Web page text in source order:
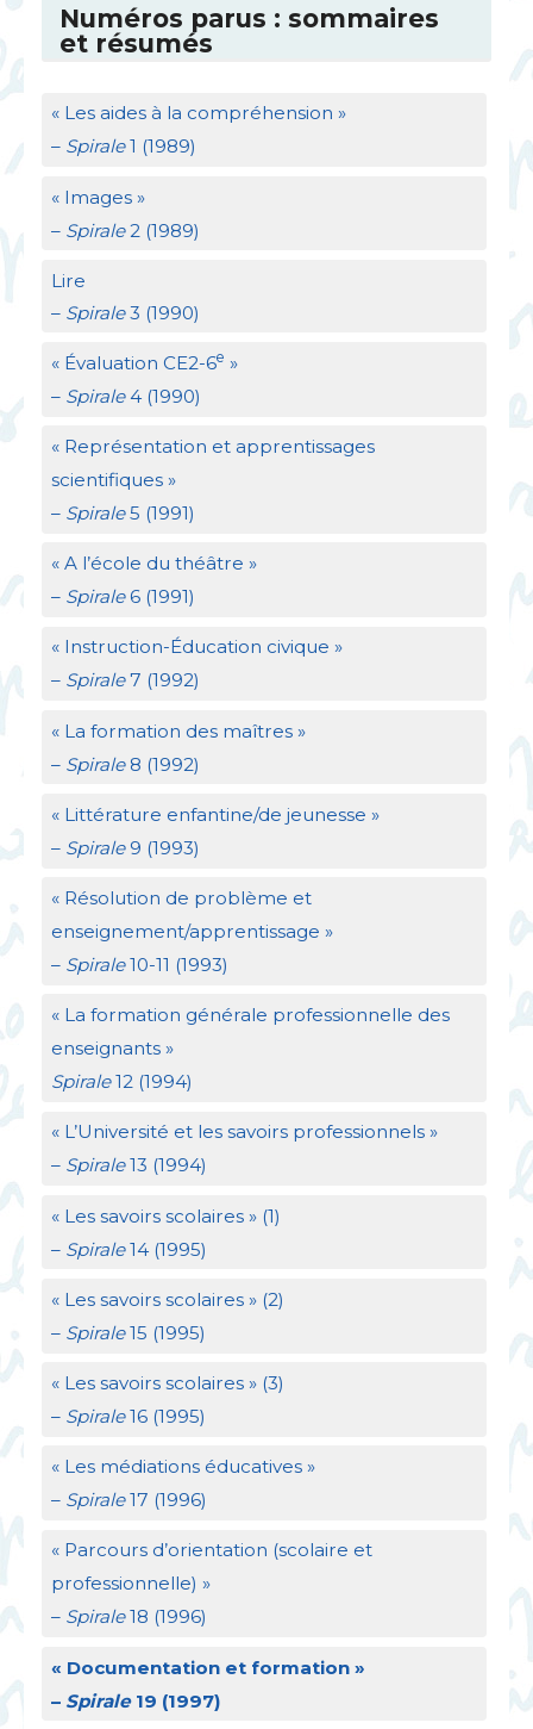
Numéros parus : sommaires
et résumés
« Les aides à la compréhension »
– Spirale1 (1989)
« Images »
– Spirale2 (1989)
Lire
– Spirale3 (1990)
« Évaluation CE2-6e »
– Spirale4 (1990)
« Représentation et apprentissages
scientifiques »
– Spirale5 (1991)
« A l’école du théâtre »
– Spirale6 (1991)
« Instruction-Éducation civique »
– Spirale7 (1992)
« La formation des maîtres »
– Spirale8 (1992)
« Littérature enfantine/de jeunesse »
– Spirale9 (1993)
« Résolution de problème et
enseignement/apprentissage »
– Spirale10-11 (1993)
« La formation générale professionnelle des
enseignants »
Spirale12 (1994)
« L’Université et les savoirs professionnels »
– Spirale13 (1994)
« Les savoirs scolaires » (1)
– Spirale14 (1995)
« Les savoirs scolaires » (2)
– Spirale15 (1995)
« Les savoirs scolaires » (3)
– Spirale16 (1995)
« Les médiations éducatives »
– Spirale17 (1996)
« Parcours d’orientation (scolaire et
professionnelle) »
– Spirale18 (1996)
« Documentation et formation »
– Spirale19 (1997)